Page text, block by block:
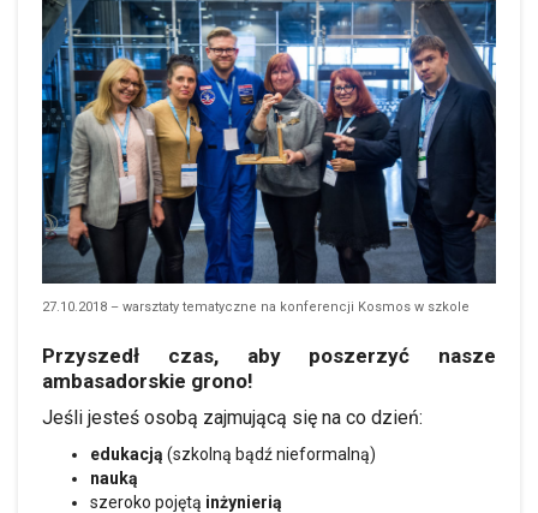
27.10.2018 – warsztaty tematyczne na konferencji Kosmos w szkole
Przyszedł czas, aby poszerzyć nasze
ambasadorskie grono!
Jeśli jesteś osobą zajmującą się na co dzień:
edukacją (szkolną bądź nieformalną)
nauką
szeroko pojętą inżynierią